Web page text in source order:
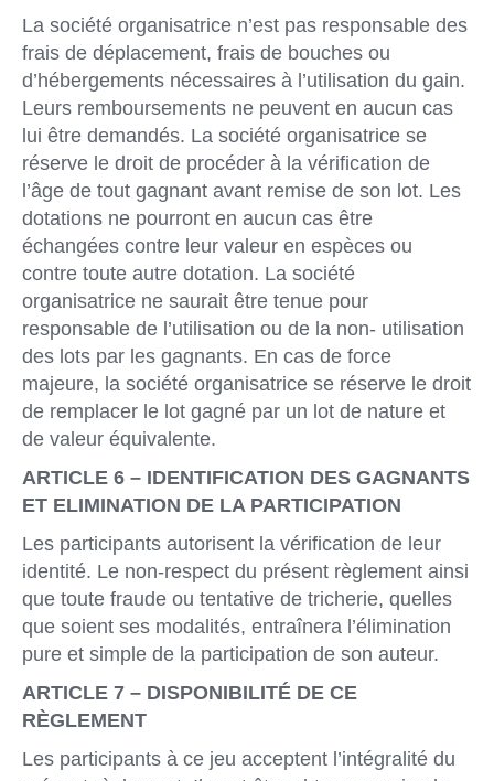
La société organisatrice n’est pas responsable des
frais de déplacement, frais de bouches ou
d’hébergements nécessaires à l’utilisation du gain.
Leurs remboursements ne peuvent en aucun cas
lui être demandés. La société organisatrice se
réserve le droit de procéder à la vérification de
l’âge de tout gagnant avant remise de son lot. Les
dotations ne pourront en aucun cas être
échangées contre leur valeur en espèces ou
contre toute autre dotation. La société
organisatrice ne saurait être tenue pour
responsable de l’utilisation ou de la non- utilisation
des lots par les gagnants. En cas de force
majeure, la société organisatrice se réserve le droit
de remplacer le lot gagné par un lot de nature et
de valeur équivalente.
ARTICLE 6 – IDENTIFICATION DES GAGNANTS
ET ELIMINATION DE LA PARTICIPATION
Les participants autorisent la vérification de leur
identité. Le non-respect du présent règlement ainsi
que toute fraude ou tentative de tricherie, quelles
que soient ses modalités, entraînera l’élimination
pure et simple de la participation de son auteur.
ARTICLE 7 – DISPONIBILITÉ DE CE
RÈGLEMENT
Les participants à ce jeu acceptent l’intégralité du